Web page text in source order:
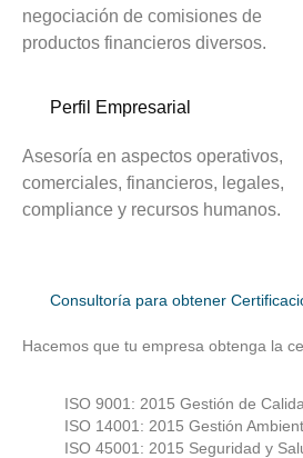
negociación de comisiones de
productos financieros diversos.
Perfil Empresarial
Asesoría en aspectos operativos,
comerciales, financieros, legales,
compliance y recursos humanos.
Consultoría para obtener
Hacemos que tu empresa obtenga la
ISO 9001: 2015 Gestión de
ISO 14001: 2015 Gestión
ISO 45001: 2015 Seguridad y